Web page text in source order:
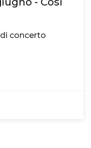
concerto